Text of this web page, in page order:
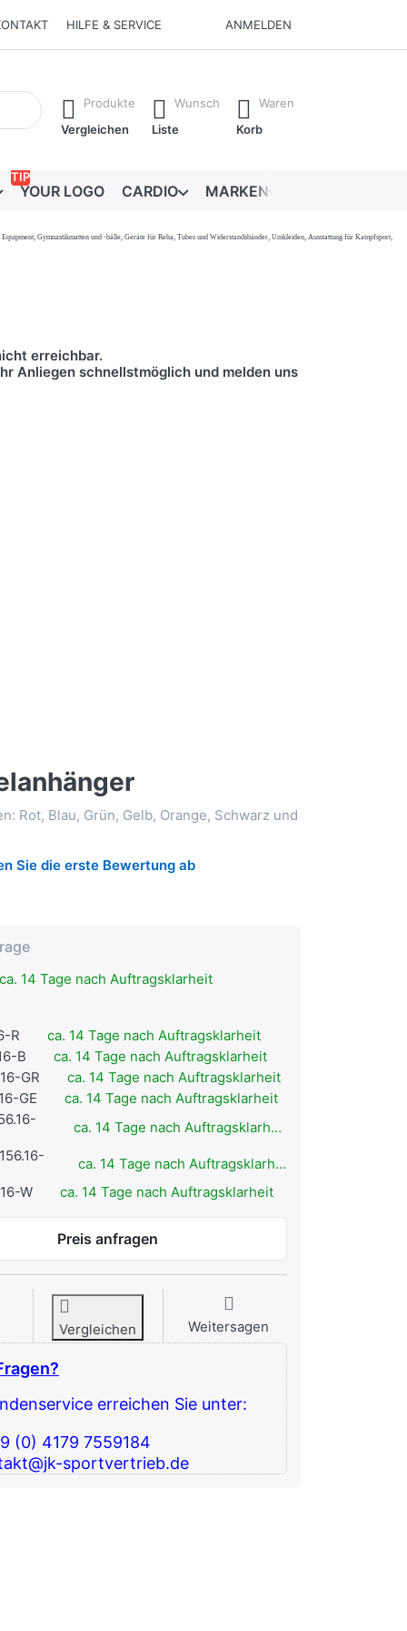
HILFE & SERVICE ANMELDEN
Drücken Sie die Eingabetaste, um alle Ergebnisse
Produkte
Vergleichen
Wunsch
Liste
Waren
Korb
YOUR LOGO
TIP
CARDIO MARKEN
Gymnastikmatten und -bälle, Geräte für Reha, Tubes und Widerstandsbänder, Umkleiden, Ausstattung für Kampfsport,
erreichbar.
Anliegen schnellstmöglich und melden uns
Rot, Blau, Grün, Gelb, Orange, Schwarz und
Sie die erste Bewertung ab
ca. 14 Tage nach Auftragsklarheit
R
ca. 14 Tage nach Auftragsklarheit
B
ca. 14 Tage nach Auftragsklarheit
GR
ca. 14 Tage nach Auftragsklarheit
GE
ca. 14 Tage nach Auftragsklarheit
ca. 14 Tage nach Auftragsklarheit
ca. 14 Tage nach Auftragsklarheit
W
ca. 14 Tage nach Auftragsklarheit
Preis anfragen
Vergleichen Weitersagen
erreichen Sie unter:
(0) 4179 7559184
sportvertrieb.de